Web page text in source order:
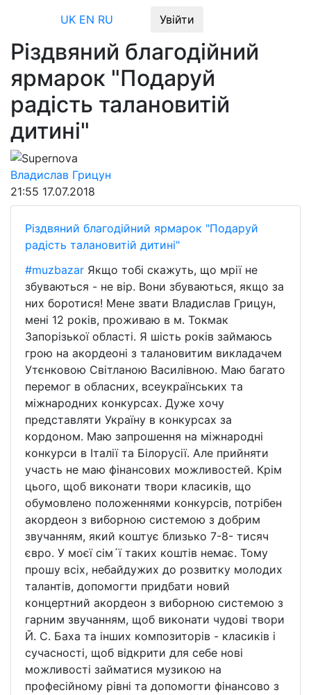
UK EN RU Увійти
Різдвяний благодійний
ярмарок "Подаруй
радість талановитій
дитині"
Supernova
Владислав Грицун
21:55 17.07.2018
Різдвяний благодійний ярмарок "Подаруй
радість талановитій дитині"
#muzbazar Якщо тобі скажуть, що мрії не
збуваються - не вір. Вони збуваються, якщо за
них боротися! Мене звати Владислав Грицун,
мені 12 років, проживаю в м. Токмак
Запорізької області. Я шість років займаюсь
грою на акордеоні з талановитим викладачем
Утєнковою Світланою Василівною. Маю багато
перемог в обласних, всеукраїнських та
міжнародних конкурсах. Дуже хочу
представляти Україну в конкурсах за
кордоном. Маю запрошення на міжнародні
конкурси в Італії та Білорусії. Але прийняти
участь не маю фінансових можливостей. Крім
цього, щоб виконати твори класиків, що
обумовлено положеннями конкурсів, потрібен
акордеон з виборною системою з добрим
звучанням, який коштує близько 7-8- тисяч
євро. У моєї сім´ї таких коштів немає. Тому
прошу всіх, небайдужих до розвитку молодих
талантів, допомогти придбати новий
концертний акордеон з виборною системою з
гарним звучанням, щоб виконати чудові твори
Й. С. Баха та інших композиторів - класиків і
сучасності, щоб відкрити для себе нові
можливості займатися музикою на
професійному рівні та допомогти фінансово з